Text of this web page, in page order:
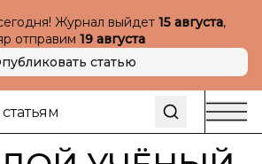
Журнал выйдет 15 августа,
отправим 19 августа
статью